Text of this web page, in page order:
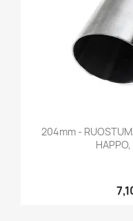
204mm -